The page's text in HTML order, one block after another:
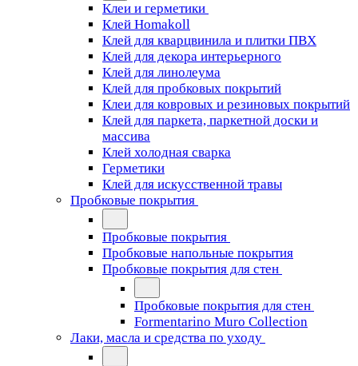
Клеи и герметики
Клей Homakoll
Клей для кварцвинила и плитки ПВХ
Клей для декора интерьерного
Клей для линолеума
Клей для пробковых покрытий
Клеи для ковровых и резиновых покрытий
Клей для паркета, паркетной доски и
массива
Клей холодная сварка
Герметики
Клей для искусственной травы
Пробковые покрытия
Пробковые покрытия
Пробковые напольные покрытия
Пробковые покрытия для стен
Пробковые покрытия для стен
Formentarino Muro Collection
Лаки, масла и средства по уходу